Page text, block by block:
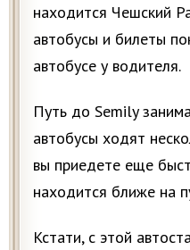
находится Чешский
автобусы и билеты
автобусе у водителя.
Путь до Semily
автобусы ходят
вы приедете еще
находится ближе на
Кстати, с этой